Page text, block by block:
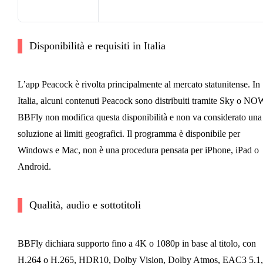
Disponibilità e requisiti in Italia
L’app Peacock è rivolta principalmente al mercato statunitense. In
Italia, alcuni contenuti Peacock sono distribuiti tramite Sky o
BBFly non modifica questa disponibilità e non va considerato una
soluzione ai limiti geografici. Il programma è disponibile per
Windows e Mac, non è una procedura pensata per iPhone, iPad o
Android.
Qualità, audio e sottotitoli
BBFly dichiara supporto fino a 4K o 1080p in base al titolo, con
H.264 o H.265, HDR10, Dolby Vision, Dolby Atmos, EAC3 5.1,